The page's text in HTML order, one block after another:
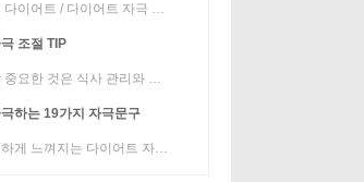
여자 연예인 다이어트 / 다이어트 자극 첫 번째 연예인은 MISS·A 수지입니다. 첫사랑의 상징으로 건축 영화...
조절 TIP
실제로 가장 중요한 것은 식사 관리와 꾸준한 운동임을 의심할 여지가 없습니다. 식량 저장고 신선한 채소...
하는 19가지 자극문구
읽을수록 독하게 느껴지는 다이어트 자극문구 19가지를 준비해봤습니다. 1 .먹을까 말까 고민이 된다면 먹...